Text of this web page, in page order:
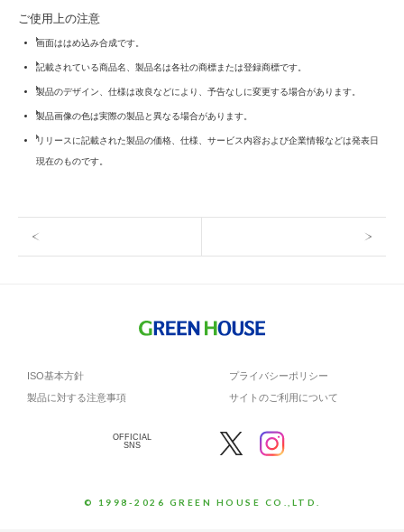
ご使用上の注意
画面ははめ込み合成です。
記載されている商品名、製品名は各社の商標または登録商標です。
製品のデザイン、仕様は改良などにより、予告なしに変更する場合があります。
製品画像の色は実際の製品と異なる場合があります。
リリースに記載された製品の価格、仕様、サービス内容および企業情報などは発表日
現在のものです。
ISO基本方針
プライバシーポリシー
製品に対する注意事項
サイトのご利用について
OFFICIAL
SNS
© 1998-2026 GREEN HOUSE CO.,LTD.